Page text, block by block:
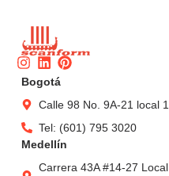
Instagram
Linkedin
Pinterest
Bogotá
Calle 98 No. 9A-21 local
Tel: (601) 795 3020
Medellín
Carrera 43A #14-27